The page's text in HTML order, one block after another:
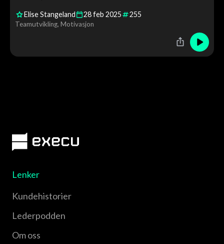
Elise Stangeland 28feb 2025 255
Teamutvikling Motivasjon
Lenker
Kundehistorier
Lederpodden
Om oss